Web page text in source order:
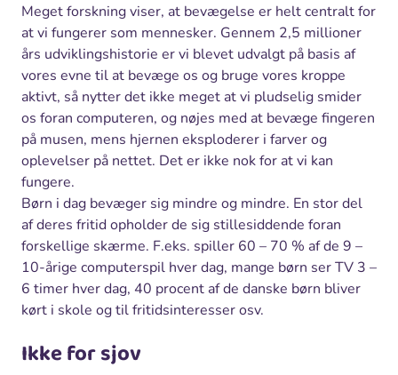
Meget forskning viser, at bevægelse er helt centralt for
at vi fungerer som mennesker. Gennem 2,5 millioner
års udviklingshistorie er vi blevet udvalgt på basis af
vores evne til at bevæge os og bruge vores kroppe
aktivt, så nytter det ikke meget at vi pludselig smider
os foran computeren, og nøjes med at bevæge fingeren
på musen, mens hjernen eksploderer i farver og
oplevelser på nettet. Det er ikke nok for at vi kan
fungere.
Børn i dag bevæger sig mindre og mindre. En stor del
af deres fritid opholder de sig stillesiddende foran
forskellige skærme. F.eks. spiller 60 – 70 % af de 9 –
10-årige computerspil hver dag, mange børn ser TV 3 –
6 timer hver dag, 40 procent af de danske børn bliver
kørt i skole og til fritidsinteresser osv.
Ikke for sjov